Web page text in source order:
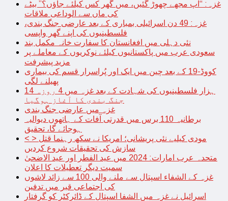
غزہ: “آپ مجھے چھوڑ گئیں، میں گھر کس کیلئے جاؤں؟” بیٹے
کی ماں سے الوداعی ملاقات
غزہ: 49 دن اسرائیلی بمباری کے بعد عارضی جنگ بندی،
فلسطینیوں کی اپنے گھر واپسی
نئی دہلی میں افغانستان کا سفارت خانہ مکمل بند
سعودی عرب میں پاکستانیوں کیلئے نوکریوں کے معاملے پر
مزید پیشرفت
کووڈ-19 کے بعد چین میں ایک اور پُراسرار قسم کی بیماری
پھیلنے لگی
14 ہزار فلسطینیوں کی شہادت کے بعد غزہ میں 4 روزہ
جنگ بندی کا آغاز ہوگیا
غزہ میں عارضی جنگ بندی
برطانیہ 110 برس میں قدرتی آفات کے ہاتھوں دیوالیہ
ہوجائے گا، تحقیق
< > مودی کیلیے نئی پریشانی؛ امریکا نے سکھ رہنما قتل
سازش کی تحقیقات شروع کردیں
متحدہ عرب امارات: 2024 میں عید الفطر اور عید الاضحیٰ
سمیت دیگر تعطیلات کا اعلان
غزہ کے الشفاء اسپتال سے ملنے والی 100 سے زائد لاشوں
کی اجتماعی قبر میں تدفین
اسرائیل نے غزہ میں الشفا اسپتال کے ڈائرکٹر کو گرفتار